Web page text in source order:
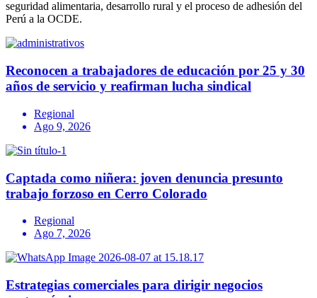
seguridad alimentaria, desarrollo rural y el proceso de adhesión del
Perú a la OCDE.
Reconocen a trabajadores de educación por 25 y 30
años de servicio y reafirman lucha sindical
Regional
Ago 9, 2026
Captada como niñera: joven denuncia presunto
trabajo forzoso en Cerro Colorado
Regional
Ago 7, 2026
Estrategias comerciales para dirigir negocios